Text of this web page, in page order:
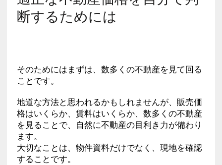
断するためには
そのためにはまずは、数多くの不動産を見て回る
ことです。
地道な方法と思われるかもしれませんが、販売価
格はいくらか、賃料はいくらか、数多くの不動産
を見ることで、自然に不動産の目利き力が備わり
ます。
大切なことは、物件資料だけでなく、現地を確認
することです。